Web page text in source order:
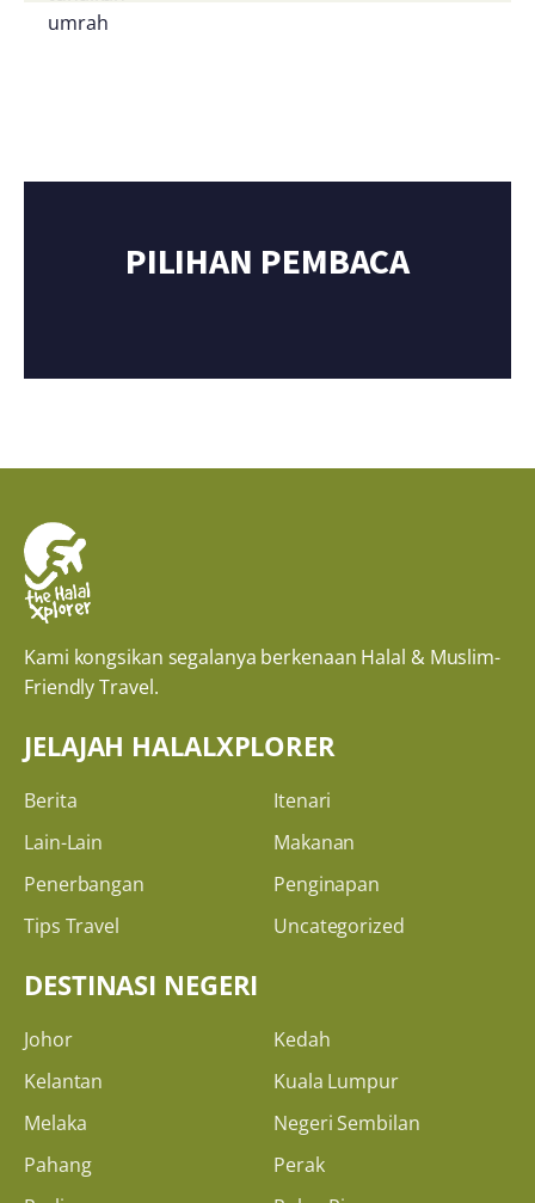
PILIHAN PEMBACA
Kami kongsikan segalanya berkenaan Halal & Muslim-
Friendly Travel.
JELAJAH HALALXPLORER
Berita
Itenari
Lain-Lain
Makanan
Penerbangan
Penginapan
Tips Travel
Uncategorized
DESTINASI NEGERI
Johor
Kedah
Kelantan
Kuala Lumpur
Melaka
Negeri Sembilan
Pahang
Perak